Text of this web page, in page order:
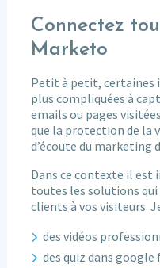
Connectez
Marketo
Petit à petit, certaines
plus compliquées à
emails ou pages
que la protection de la
d’écoute du marketing
Dans ce contexte il
toutes les solutions
clients à vos visiteurs.
des vidéos
des quiz dans google